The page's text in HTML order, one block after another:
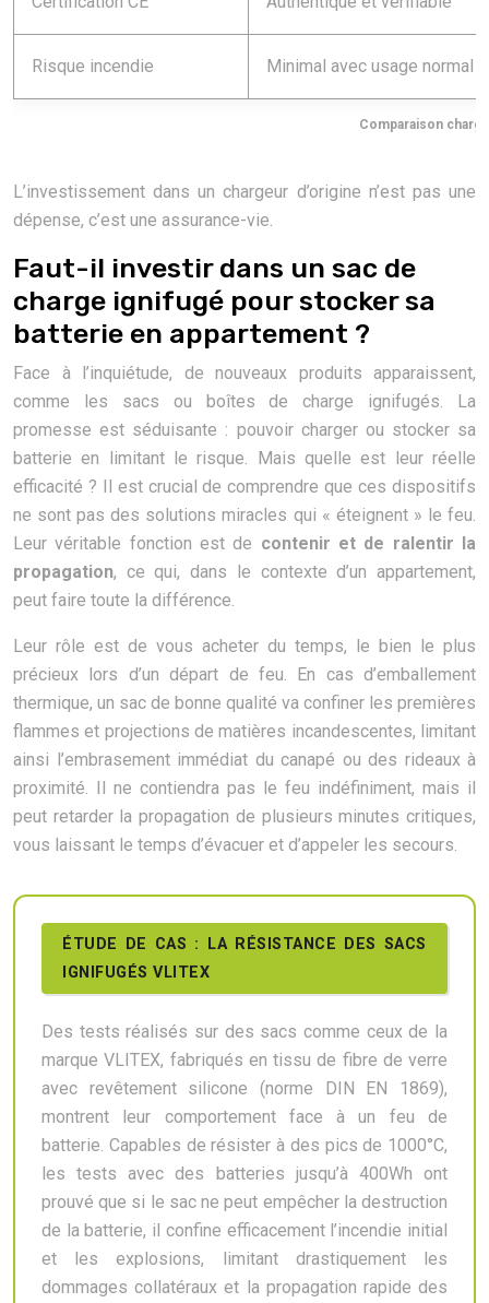
Comparaison
Risque incendie Minimal avec usage normal
L’investissement dans un chargeur d’origine n’est pas une
dépense, c’est une assurance-vie.
Faut-il investir dans un sac de
charge ignifugé pour stocker sa
batterie en appartement ?
Face à l’inquiétude, de nouveaux produits apparaissent,
comme les sacs ou boîtes de charge ignifugés. La
promesse est séduisante : pouvoir charger ou stocker sa
batterie en limitant le risque. Mais quelle est leur réelle
efficacité ? Il est crucial de comprendre que ces dispositifs
ne sont pas des solutions miracles qui « éteignent » le feu.
Leur véritable fonction est de contenir et de ralentir la
propagation, ce qui, dans le contexte d’un appartement,
peut faire toute la différence.
Leur rôle est de vous acheter du temps, le bien le plus
précieux lors d’un départ de feu. En cas d’emballement
thermique, un sac de bonne qualité va confiner les premières
flammes et projections de matières incandescentes, limitant
ainsi l’embrasement immédiat du canapé ou des rideaux à
proximité. Il ne contiendra pas le feu indéfiniment, mais il
peut retarder la propagation de plusieurs minutes critiques,
vous laissant le temps d’évacuer et d’appeler les secours.
ÉTUDE DE CAS : LA RÉSISTANCE DES SACS
IGNIFUGÉS VLITEX
Des tests réalisés sur des sacs comme ceux de la
marque VLITEX, fabriqués en tissu de fibre de verre
avec revêtement silicone (norme DIN EN 1869),
montrent leur comportement face à un feu de
batterie. Capables de résister à des pics de 1000°C,
les tests avec des batteries jusqu’à 400Wh ont
prouvé que si le sac ne peut empêcher la destruction
de la batterie, il confine efficacement l’incendie initial
et les explosions, limitant drastiquement les
dommages collatéraux et la propagation rapide des